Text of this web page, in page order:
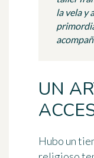
la vela y
UN
Hubo un